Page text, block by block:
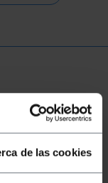
de las cookies
UTP